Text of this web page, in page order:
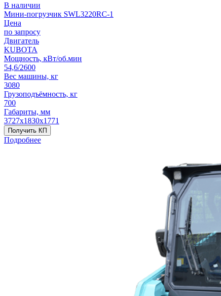
В наличии
Мини-погрузчик SWL3220RC-1
Цена
по запросу
Двигатель
KUBOTA
Мощность, кВт/об.мин
54,6/2600
Вес машины, кг
3080
Грузоподъёмность, кг
700
Габариты, мм
3727х1830х1771
Получить КП
Подробнее